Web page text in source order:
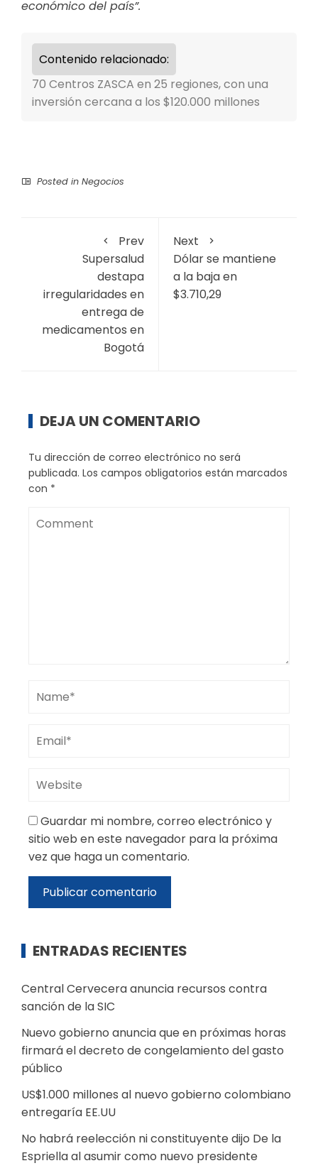
económico del país”.
Contenido relacionado:
70 Centros ZASCA en 25 regiones, con una
inversión cercana a los $120.000 millones
Posted in Negocios
Prev
Supersalud
destapa
irregularidades en
entrega de
medicamentos en
Bogotá
Next
Dólar se mantiene
a la baja en
$3.710,29
DEJA UN COMENTARIO
Tu dirección de correo electrónico no será
publicada. Los campos obligatorios están marcados
con *
Guardar mi nombre, correo electrónico y
sitio web en este navegador para la próxima
vez que haga un comentario.
ENTRADAS RECIENTES
Central Cervecera anuncia recursos contra
sanción de la SIC
Nuevo gobierno anuncia que en próximas horas
firmará el decreto de congelamiento del gasto
público
US$1.000 millones al nuevo gobierno colombiano
entregaría EE.UU
No habrá reelección ni constituyente dijo De la
Espriella al asumir como nuevo presidente